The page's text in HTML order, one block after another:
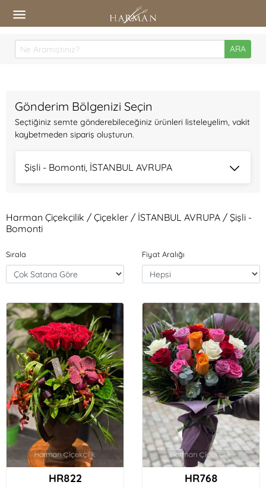
ARA
Gönderim Bölgenizi Seçin
Seçtiğiniz semte gönderebileceğiniz ürünleri listeleyelim, vakit
kaybetmeden sipariş oluşturun.
Şişli - Bomonti, İSTANBUL AVRUPA
Harman Çiçekçilik / Çiçekler / İSTANBUL AVRUPA / Şişli -
Bomonti
Sırala Fiyat Aralığı
HR822 HR768